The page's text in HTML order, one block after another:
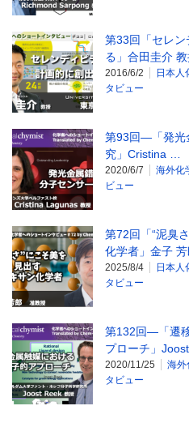
第33回「セレ
る」合田圭介
2016/6/2 日本人
タビュー
第93回―「発光
究」Cristina …
2020/6/7 海外化
ビュー
第72回「“泥臭
化学者」金子 芳
2025/8/4 日本人
タビュー
第132回―「遷
プローチ」
2020/11/25 海外
タビュー